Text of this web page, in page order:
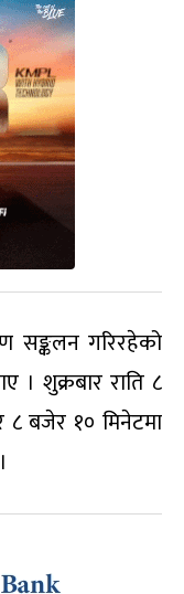
सङ्कलन गरिरहेको
। शुक्रबार राति ८
८ बजेर १० मिनेटमा